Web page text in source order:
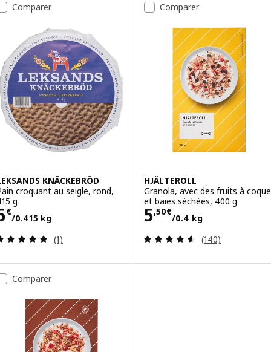
Comparer
KNÄCKEBRÖD
croquant au seigle, rond,
g
€
/0.415 kg
5€/0.415 kg
Révision: 5 hors de 5 étoiles. Nombre total de
(1)
Comparer
HJÄLTEROLL
Granola, avec des fruits à coque
et baies séchées, 400 g
5,50€
/0.4 kg
Prix 5,50€/0.4
Révision: 4.6
(140)
Comparer